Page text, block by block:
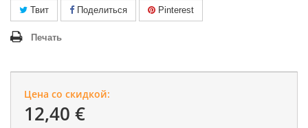
Твит Поделиться Pinterest
Печать
Цена со скидкой:
12,40 €